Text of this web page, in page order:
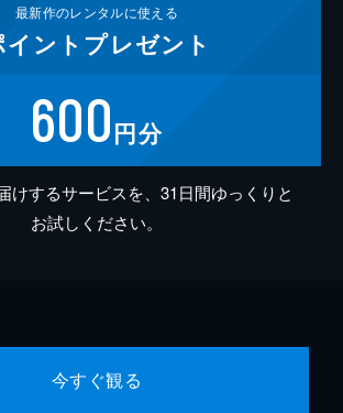
最新作のレンタルに使える
イント プレゼント
600円分
けするサービスを、31日間ゆっくりと
お試しください。
今すぐ観る